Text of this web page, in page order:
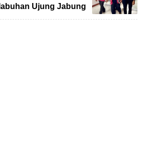
Ujung Jabung